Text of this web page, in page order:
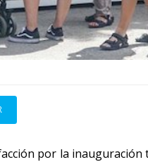
por la